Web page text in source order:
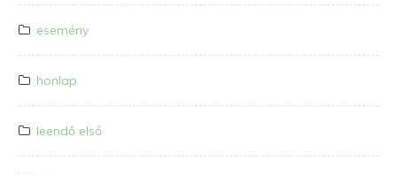
esemény
honlap
leendő első